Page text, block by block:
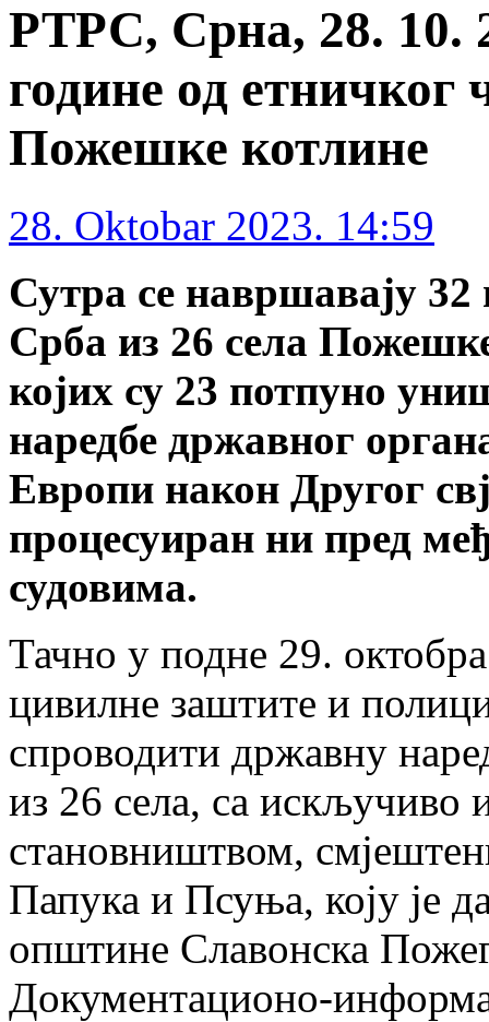
РТРС, Срна, 28. 10.
године од
Пожешке котлине
28. Oktobar 2023. 14:59
Сутра се навршавају
Срба из 26 села
којих су 23 потпуно
наредбе државног
Европи након Другог
процесуиран ни пред
судовима.
Тачно у подне 29.
цивилне заштите и
спроводити државну
из 26 села, са искључиво
становништвом,
Папука и Псуња, коју је
општине Славонска
Документационо-